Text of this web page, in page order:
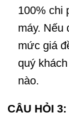
100% chi
máy. Nếu
mức giá
quý
nào.
CÂU HỎI